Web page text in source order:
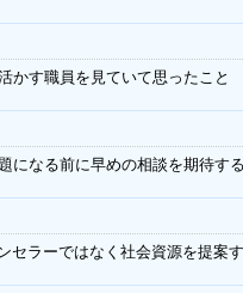
かす職員を見ていて思ったこと
になる前に早めの相談を期待す
セラーではなく 社会資源を提案